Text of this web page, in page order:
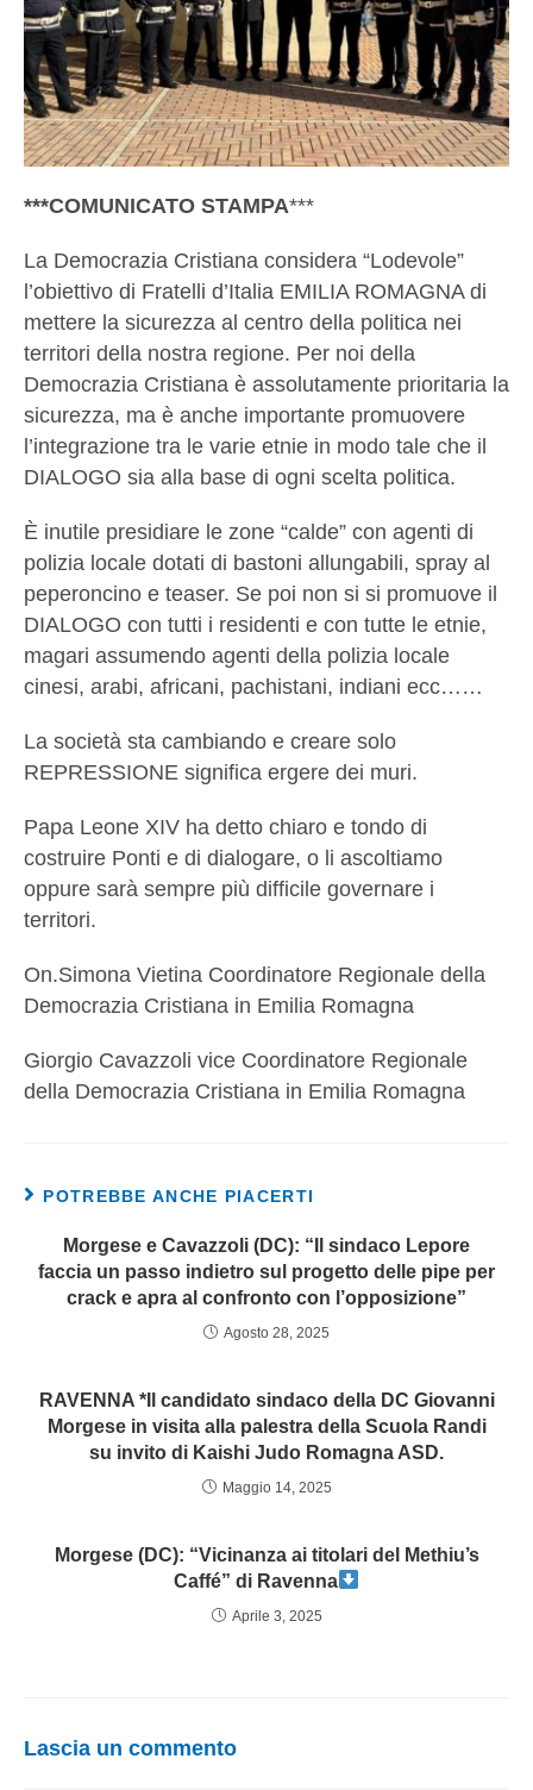
***COMUNICATO STAMPA***
La Democrazia Cristiana considera “Lodevole”
l’obiettivo di Fratelli d’Italia EMILIA ROMAGNA di
mettere la sicurezza al centro della politica nei
territori della nostra regione. Per noi della
Democrazia Cristiana è assolutamente prioritaria la
sicurezza, ma è anche importante promuovere
l’integrazione tra le varie etnie in modo tale che il
DIALOGO sia alla base di ogni scelta politica.
È inutile presidiare le zone “calde” con agenti di
polizia locale dotati di bastoni allungabili, spray al
peperoncino e teaser. Se poi non si si promuove il
DIALOGO con tutti i residenti e con tutte le etnie,
magari assumendo agenti della polizia locale
cinesi, arabi, africani, pachistani, indiani ecc……
La società sta cambiando e creare solo
REPRESSIONE significa ergere dei muri.
Papa Leone XIV ha detto chiaro e tondo di
costruire Ponti e di dialogare, o li ascoltiamo
oppure sarà sempre più difficile governare i
territori.
On.Simona Vietina Coordinatore Regionale della
Democrazia Cristiana in Emilia Romagna
Giorgio Cavazzoli vice Coordinatore Regionale
della Democrazia Cristiana in Emilia Romagna
POTREBBE ANCHE PIACERTI
Morgese e Cavazzoli (DC): “Il sindaco Lepore
faccia un passo indietro sul progetto delle pipe per
crack e apra al confronto con l’opposizione”
Agosto 28, 2025
RAVENNA *Il candidato sindaco della DC Giovanni
Morgese in visita alla palestra della Scuola Randi
su invito di Kaishi Judo Romagna ASD.
Maggio 14, 2025
Morgese (DC): “Vicinanza ai titolari del Methiu’s
Caffé” di Ravenna
Aprile 3, 2025
Lascia un commento